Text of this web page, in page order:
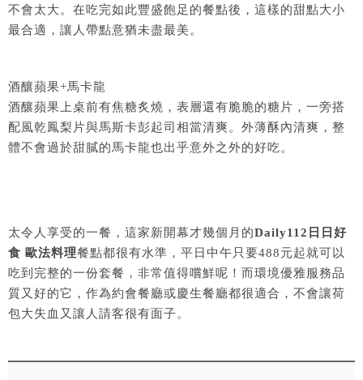
不會太大。在吃完如此豐盛飽足的餐點後，這樣的甜點大小
最合適，讓人帶點意猶未盡最美。
酒釀蘋果+馬卡龍
酒釀蘋果上桌前有焦糖炙燒，表層還有脆脆的糖片，一旁搭
配風乾鳳梨片與馬斯卡彭起司相當清爽。外薄酥內清爽，整
體不會過於甜膩的馬卡龍也出乎意外之外的好吃。
太令人享受的一餐，這家新開幕才幾個月的Daily112日日好
食 歐法料理餐點都很有水準，平日中午只要488元起就可以
吃到完整的一份套餐，非常值得嚐鮮呢！而環境優雅服務品
質又好的它，作為約會餐廳或慶生餐廳都很適合，不會讓荷
包大失血又讓人請客很有面子。